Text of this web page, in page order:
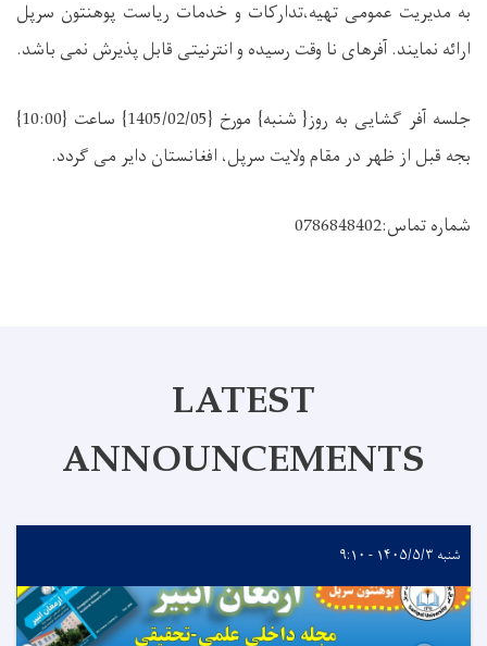
به مدیریت عمومی تهیه،تدارکات و خدمات ریاست پوهنتون سرپل
ارائه نمایند. آفرهای نا وقت رسیده و انترنیتی قابل پذیرش نمی باشد.
جلسه آفر گشایی به روز{ شنبه} مورخ {05
/
02
/1405} ساعت {10:00}
بجه قبل از ظهر در مقام ولایت سرپل، افغانستان دایر می گردد.
شماره تماس:0786848402
LATEST
ANNOUNCEMENTS
شنبه ۱۴۰۵/۵/۳ - ۹:۱۰